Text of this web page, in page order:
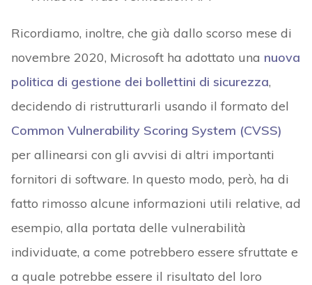
Ricordiamo, inoltre, che già dallo scorso mese di
novembre 2020, Microsoft ha adottato una nuova
politica di gestione dei bollettini di sicurezza,
decidendo di ristrutturarli usando il formato del
Common Vulnerability Scoring System (CVSS)
per allinearsi con gli avvisi di altri importanti
fornitori di software. In questo modo, però, ha di
fatto rimosso alcune informazioni utili relative, ad
esempio, alla portata delle vulnerabilità
individuate, a come potrebbero essere sfruttate e
a quale potrebbe essere il risultato del loro